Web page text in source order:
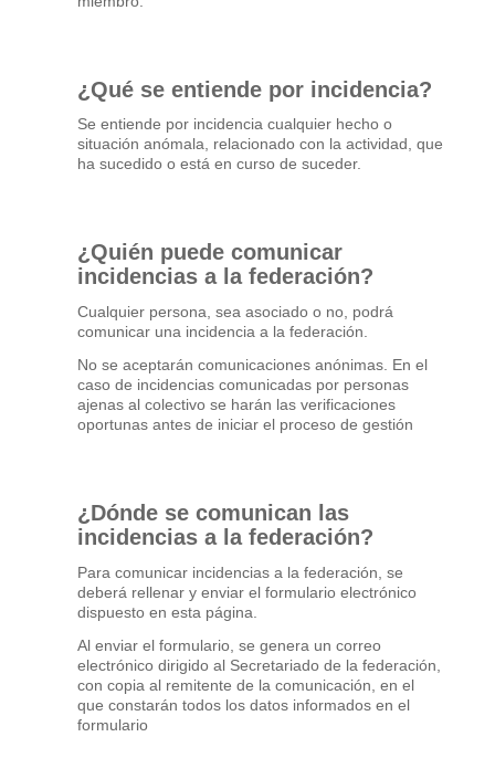
¿Qué se entiende por incidencia?
Se entiende por incidencia cualquier hecho o
situación anómala, relacionado con la actividad, que
ha sucedido o está en curso de suceder.
¿Quién puede comunicar
incidencias a la federación?
Cualquier persona, sea asociado o no, podrá
comunicar una incidencia a la federación.
No se aceptarán comunicaciones anónimas. En el
caso de incidencias comunicadas por personas
ajenas al colectivo se harán las verificaciones
oportunas antes de iniciar el proceso de gestión
¿Dónde se comunican las
incidencias a la federación?
Para comunicar incidencias a la federación, se
deberá rellenar y enviar el formulario electrónico
dispuesto en esta página.
Al enviar el formulario, se genera un correo
electrónico dirigido al Secretariado de la federación,
con copia al remitente de la comunicación, en el
que constarán todos los datos informados en el
formulario